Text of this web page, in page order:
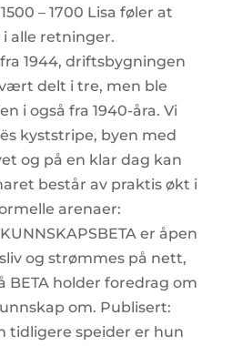
– 1700 Lisa føler at
alle retninger.
1944, driftsbygningen
delt i tre, men ble
i også fra 1940-åra. Vi
kyststripe, byen med
og på en klar dag kan
består av praktis økt i
arenaer:
er åpen
og strømmes på nett,
BETA holder foredrag om
om. Publisert:
tidligere speider er hun